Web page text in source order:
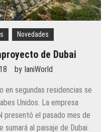
a la
Novedades
de Dubai
by IaniWorld
en segundas residencias se
Unidos. La empresa
presentó el pasado mes de
al paisaje de Dubai.